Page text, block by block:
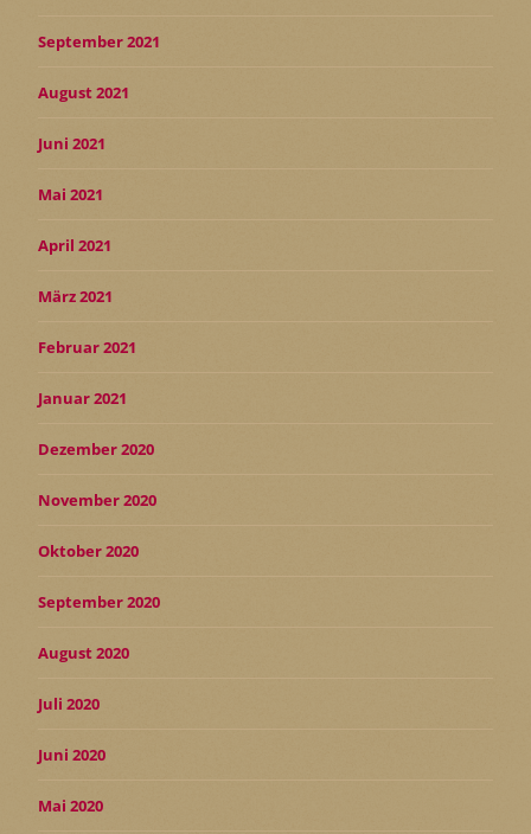
September 2021
August 2021
Juni 2021
Mai 2021
April 2021
März 2021
Februar 2021
Januar 2021
Dezember 2020
November 2020
Oktober 2020
September 2020
August 2020
Juli 2020
Juni 2020
Mai 2020